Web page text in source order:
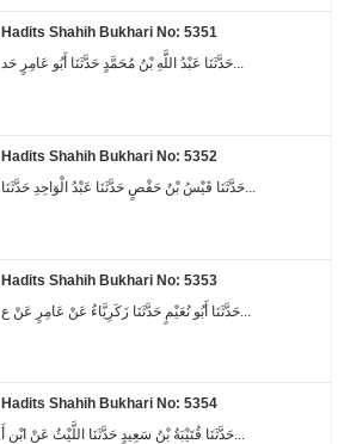
Hadits Shahih Bukhari No: 5351
حَدَّثَنَا عَبْدُ اللَّهِ بْنُ مُحَمَّدٍ حَدَّثَنَا أَبُو عَامِرٍ حَد...
Hadits Shahih Bukhari No: 5352
Hadits Shahih Bukhari No: 5353
Hadits Shahih Bukhari No: 5354
حَدَّثَنَا قُتَيْبَةُ بْنُ سَعِيدٍ حَدَّثَنَا اللَّيْثُ عَنْ ابْنِ أَ...